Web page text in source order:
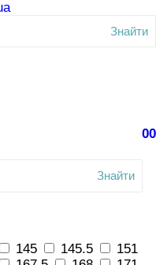
Знайти
00
Знайти
145 145.5
151